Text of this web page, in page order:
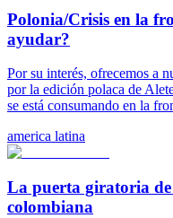
Polonia/Crisis en la
ayudar?
Por su interés, ofrecemos a
por la edición polaca de
se está consumando en la
america latina
La puerta giratoria
colombiana